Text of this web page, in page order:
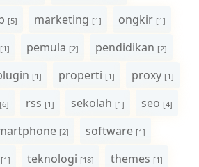
[5] marketing [1] ongkir [1]
[1] pemula [2] pendidikan [2]
[1] properti [1] proxy [1]
[6] rss [1] sekolah [1] seo [4]
[2] software [1]
[1] teknologi [18] themes [1]